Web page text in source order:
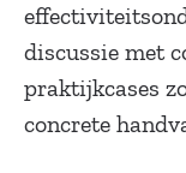
discussie met
praktijkcases
concrete